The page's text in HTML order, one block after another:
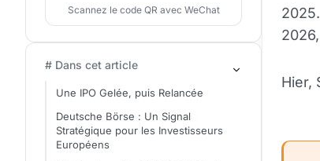
Hier,
Scannez le code QR avec WeChat
# Dans cet article
Une IPO Gelée, puis Relancée
Deutsche Börse : Un Signal
Stratégique pour les Investisseurs
Européens